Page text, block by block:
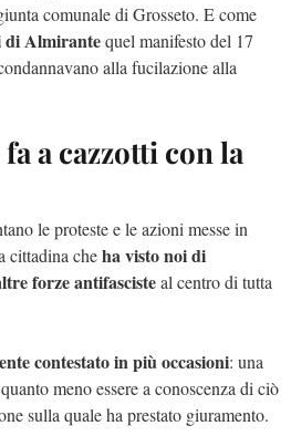
comunale di Grosseto. E come
di Almirantequel manifesto del 17
alla fucilazione alla
a cazzotti con la
le proteste e le azioni messe in
cittadina cheha visto noi di
forze antifascisteal centro di tutta
contestato in più occasioni: una
meno essere a conoscenza di ciò
sulla quale ha prestato giuramento.